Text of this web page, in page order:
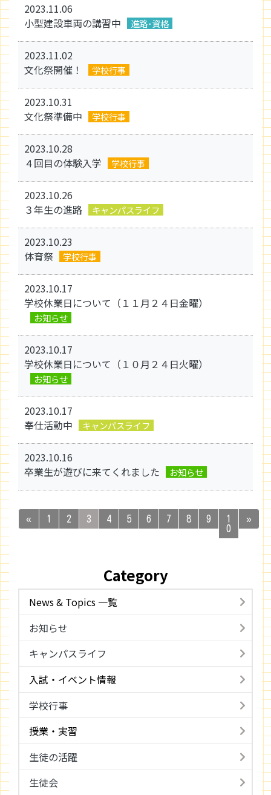
2023.11.06
小型建設車両の講習中
進路･資格
2023.11.02
文化祭開催！
学校行事
2023.10.31
文化祭準備中
学校行事
2023.10.28
４回目の体験入学
学校行事
2023.10.26
３年生の進路
キャンパスライフ
2023.10.23
体育祭
学校行事
2023.10.17
学校休業日について（１１月２４日金曜）
お知らせ
2023.10.17
学校休業日について（１０月２４日火曜）
お知らせ
2023.10.17
奉仕活動中
キャンパスライフ
2023.10.16
卒業生が遊びに来てくれました
お知らせ
« 1 2 3 4 5 6 7 8 9
1
0
»
Category
News & Topics 一覧
お知らせ
キャンパスライフ
入試・イベント情報
学校行事
授業・実習
生徒の活躍
生徒会